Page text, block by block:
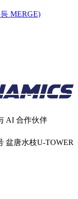
MERGE)
AI 合作伙伴
盆唐水枝U-TOWER